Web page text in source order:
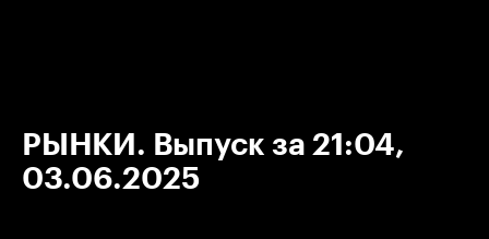
РЫНКИ. Выпуск за 21:04,
03.06.2025